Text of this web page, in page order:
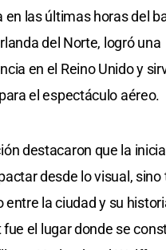
las últimas horas del
del Norte, logró una
en el Reino Unido y
el espectáculo aéreo.
destacaron que la
desde lo visual,
entre la ciudad y su
el lugar donde se